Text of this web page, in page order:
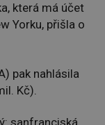
která má účet
Yorku, přišla o
pak nahlásila
Kč).